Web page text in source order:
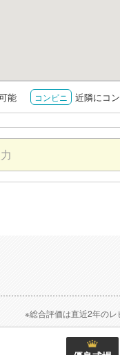
能 コンビニ 近隣にコ
※総合評価は直近2年のレ